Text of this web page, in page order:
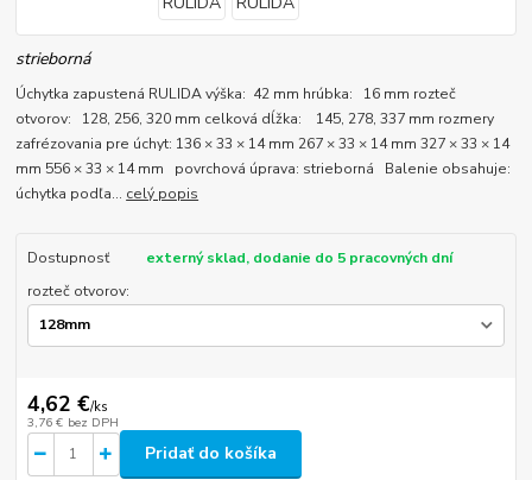
strieborná
Úchytka zapustená RULIDA výška: 42 mm hrúbka: 16 mm rozteč
otvorov: 128, 256, 320 mm celková dĺžka: 145, 278, 337 mm rozmery
zafrézovania pre úchyt: 136 × 33 × 14 mm 267 × 33 × 14 mm 327 × 33 × 14
mm 556 × 33 × 14 mm povrchová úprava: strieborná Balenie obsahuje:
úchytka podľa... celý popis
Dostupnosť
externý sklad, dodanie do 5 pracovných dní
rozteč otvorov:
4,62 €/ks
3,76 € bez DPH
Pridať do košíka